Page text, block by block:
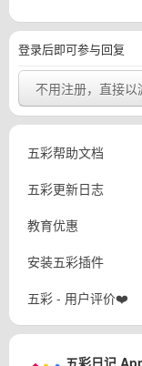
登录后即可参与回复
不用注册，直接以
五彩帮助文档
五彩更新日志
教育优惠
安装五彩插件
五彩 - 用户评价❤️
五彩日记